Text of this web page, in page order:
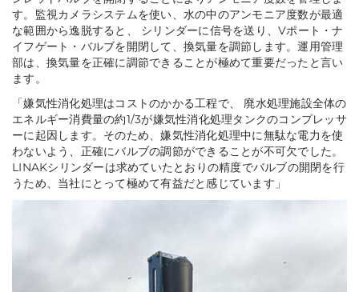
す。監視カメラシステムを使い、水の中のアンモニア度数が最適
な範囲から逸脱すると、 シリンダーに信号を送り 、Vポート・ナ
イフゲート・バルブを開閉して、換気量を調節します。運用管理
部は、換気量を正確に調節できることが極めて重要だったと言い
ます。
「嫌気性消化処理はコストのかかる工程で、 廃水処理施設全体の
エネルギー消費量の約1/3が嫌気性消化処理タンクのコンプレッサ
ーに起因します。そのため、嫌気性消化処理中に無駄な電力を使
わないよう、正確にバルブの調節ができることが不可欠でした。
LINAKシリンダーは求めていたとおりの精度でバルブの開閉を行
うため、当社にとって極めて有益だと感じています 」